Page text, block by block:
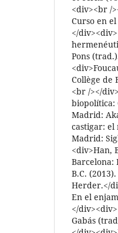
<div><br /
Curso en
</
Pons
Collège de
<br /></
biopolítica:
Madrid:
castigar: el
Madrid:
<div>Han,
Barcelona:
B.C.
Herder.</
En el
</
Gabás